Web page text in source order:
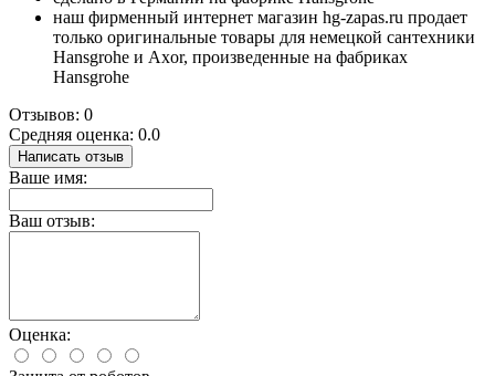
наш фирменный интернет магазин hg-zapas.ru продает
только оригинальные товары для немецкой сантехники
Hansgrohe и Axor, произведенные на фабриках
Hansgrohe
Отзывов: 0
Средняя оценка: 0.0
Написать отзыв
Ваше имя:
Ваш отзыв:
Оценка: